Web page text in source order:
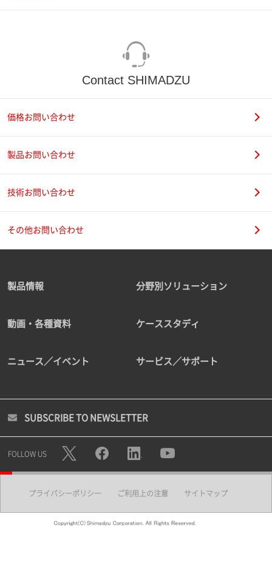
Contact SHIMADZU
価格お問い合わせ
製品お問い合わせ
技術お問い合わせ
その他お問い合わせ
製品情報 分野別ソリューション
動画・各種資料 ケーススタディ
ニュース／イベント サービス／サポート
SUBSCRIBE TO NEWSLETTER
FOLLOW US
プライバシーポリシー ご利用上の注意 サイトマップ